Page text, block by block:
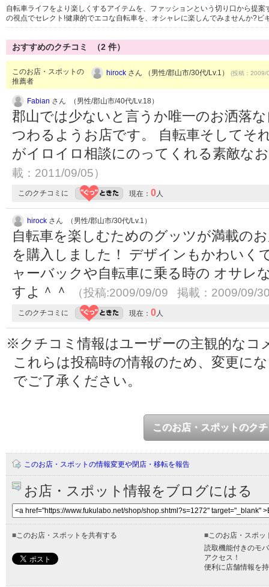
自転車ライフをより楽しくするアイテムを、ファッションという切り口から提
の視点でセレクト!健康的でエコな自転車を、オシャレに楽しんでみませんか?ビ
おすすめのクチコミ （2 件）
このお店・スポットの
推薦者
hirock さん （男性/郡山市/30代/Lv.1） (投稿：
Fabian さん （男性/郡山市/40代/Lv.18）
郡山では少ないと言うか唯一のお洒落
つわるようお店です。 自転車そしてそ
がイロイロ相談にのってくれる素敵な
載：2011/09/05）
このクチコミに 現在： 0人
hirock さん （男性/郡山市/30代/Lv.1）
自転車を楽しむためのグッツが満載の
を購入しました！ デザインもかわいく
ャーバックや自転車に乗る時の オサレ
すよ＾＾
（投稿:2009/09/09 掲載：2009/09/
このクチコミに 現在： 0人
※クチコミ情報はユーザーの主観的なコ
これらは投稿時の情報のため、変更に
でご了承ください。
このお店・スポットのク
このお店・スポットの情報変更や閉店・移転を報告
お店・スポット情報をブログにはる
■このお店・スポットを共有する ■このお店・スポッ
読取機能付きのモ
アクセス！
便利に店舗情報を